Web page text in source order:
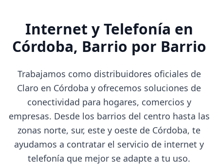
Internet y Telefonía en
Córdoba, Barrio por Barrio
Trabajamos como distribuidores oficiales de
Claro en Córdoba y ofrecemos soluciones de
conectividad para hogares, comercios y
empresas. Desde los barrios del centro hasta las
zonas norte, sur, este y oeste de Córdoba, te
ayudamos a contratar el servicio de internet y
telefonía que mejor se adapte a tu uso.